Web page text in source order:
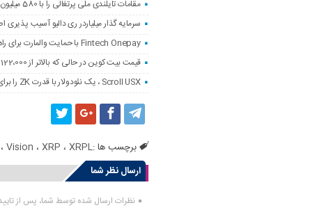
مقامات تایلندی ملی پرتغالی را با 580 میلیون دلار کلاهبرداری رمزنگاری کردند
سرمایه گذار میلیاردر ری دالیو آسیب
Fintech Onepay با حمایت والمارت برای راه اندازی خدمات تجارت و حضانت رمزنگاری
قیمت بیت کوین در حالی که بالاتر از 122،000 دلار است ، به همه زمانه نزدیک است
Scroll USX ، یک نئودولار با قدرت ZK را برای پرداخت راه اندازی می کند
برچسب ها : ، Vision ، XRP ، XRPL
ارسال نظر شما
نظرات ارسال شده توسط شما، پس از